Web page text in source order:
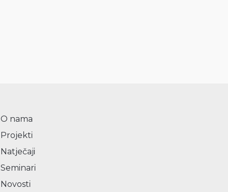
O nama
Projekti
Natječaji
Seminari
Novosti